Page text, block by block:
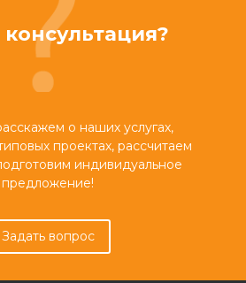
о наших услугах,
проектах, рассчитаем
индивидуальное
предложение!
Задать вопрос